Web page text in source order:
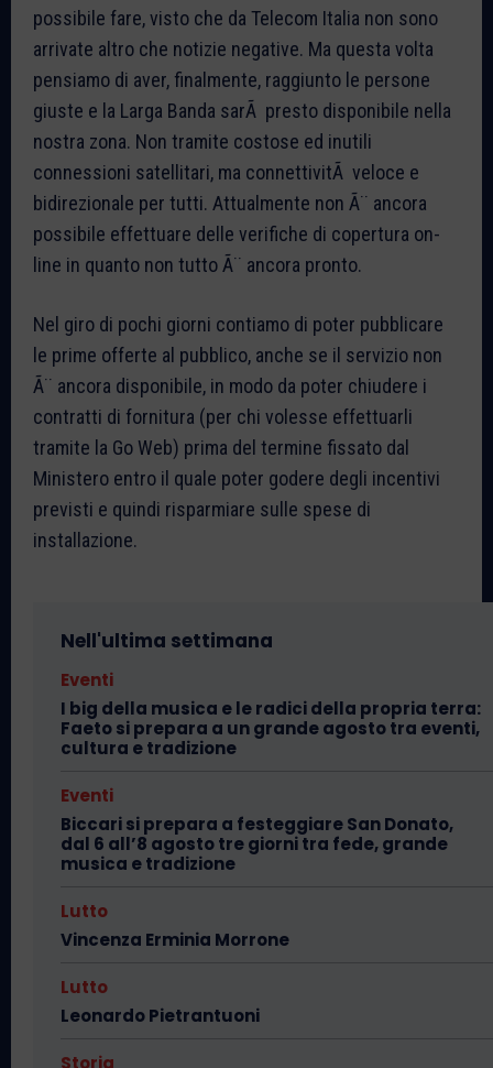
possibile fare, visto che da Telecom Italia non sono
arrivate altro che notizie negative. Ma questa volta
pensiamo di aver, finalmente, raggiunto le persone
giuste e la Larga Banda sarÃ presto disponibile nella
nostra zona. Non tramite costose ed inutili
connessioni satellitari, ma connettivitÃ veloce e
bidirezionale per tutti. Attualmente non Ã¨ ancora
possibile effettuare delle verifiche di copertura on-
line in quanto non tutto Ã¨ ancora pronto.
Nel giro di pochi giorni contiamo di poter pubblicare
le prime offerte al pubblico, anche se il servizio non
Ã¨ ancora disponibile, in modo da poter chiudere i
contratti di fornitura (per chi volesse effettuarli
tramite la Go Web) prima del termine fissato dal
Ministero entro il quale poter godere degli incentivi
previsti e quindi risparmiare sulle spese di
installazione.
Nell'ultima settimana
Eventi
I big della musica e le radici della propria terra:
Faeto si prepara a un grande agosto tra eventi,
cultura e tradizione
Eventi
Biccari si prepara a festeggiare San Donato,
dal 6 all’8 agosto tre giorni tra fede, grande
musica e tradizione
Lutto
Vincenza Erminia Morrone
Lutto
Leonardo Pietrantuoni
Storia